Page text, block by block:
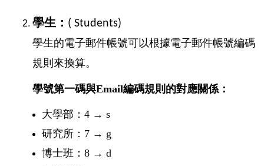
學生： ( Students)
學生的電子郵件帳號可以根據電子郵件帳號編碼
規則來換算。
學號第一碼與Email編碼規則的對應關係：
大學部：4 → s
研究所：7 → g
博士班：8 → d